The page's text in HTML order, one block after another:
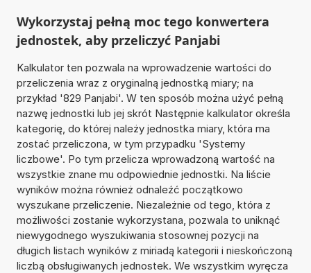
Wykorzystaj pełną moc tego konwertera
jednostek, aby przeliczyć Panjabi
Kalkulator ten pozwala na wprowadzenie wartości do
przeliczenia wraz z oryginalną jednostką miary; na
przykład '829 Panjabi'. W ten sposób można użyć pełną
nazwę jednostki lub jej skrót Następnie kalkulator określa
kategorię, do której należy jednostka miary, która ma
zostać przeliczona, w tym przypadku 'Systemy
liczbowe'. Po tym przelicza wprowadzoną wartość na
wszystkie znane mu odpowiednie jednostki. Na liście
wyników można również odnaleźć początkowo
wyszukane przeliczenie. Niezależnie od tego, która z
możliwości zostanie wykorzystana, pozwala to uniknąć
niewygodnego wyszukiwania stosownej pozycji na
długich listach wyników z miriadą kategorii i nieskończoną
liczbą obsługiwanych jednostek. We wszystkim wyręcza